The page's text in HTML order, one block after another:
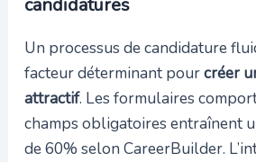
candidatures
Un processus de candidature
facteur déterminant pourcréer
attractif. Les formulaires
champs obligatoires entraînent
de 60% selon CareerBuilder.